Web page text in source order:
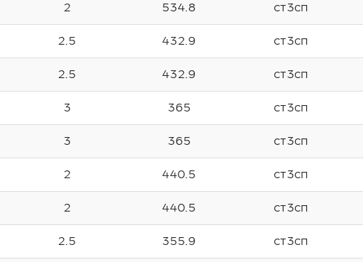
2 534.8 ст3сп
2.5 432.9 ст3сп
2.5 432.9 ст3сп
3 365 ст3сп
3 365 ст3сп
2 440.5 ст3сп
2 440.5 ст3сп
2.5 355.9 ст3сп